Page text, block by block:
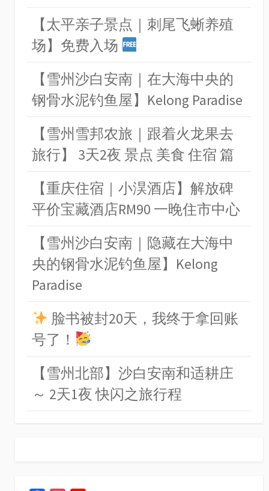
【太平亲子景点｜刺尾飞蜥养殖
场】免费入场
【雪州沙白安南｜在大海中央的
钢骨水泥钓鱼屋】Kelong Paradise
【雪州雪邦农旅｜跟着火龙果去
旅行】 3天2夜 景点 美食 住宿 篇
【重庆住宿｜小淏酒店】解放碑
平价宝藏酒店RM90 一晚住市中心
【雪州沙白安南｜隐藏在大海中
央的钢骨水泥钓鱼屋】Kelong
Paradise
脸书被封20天，我终于拿回账
号了！
【雪州北部】沙白安南和适耕庄
～ 2天1夜 快闪之旅行程